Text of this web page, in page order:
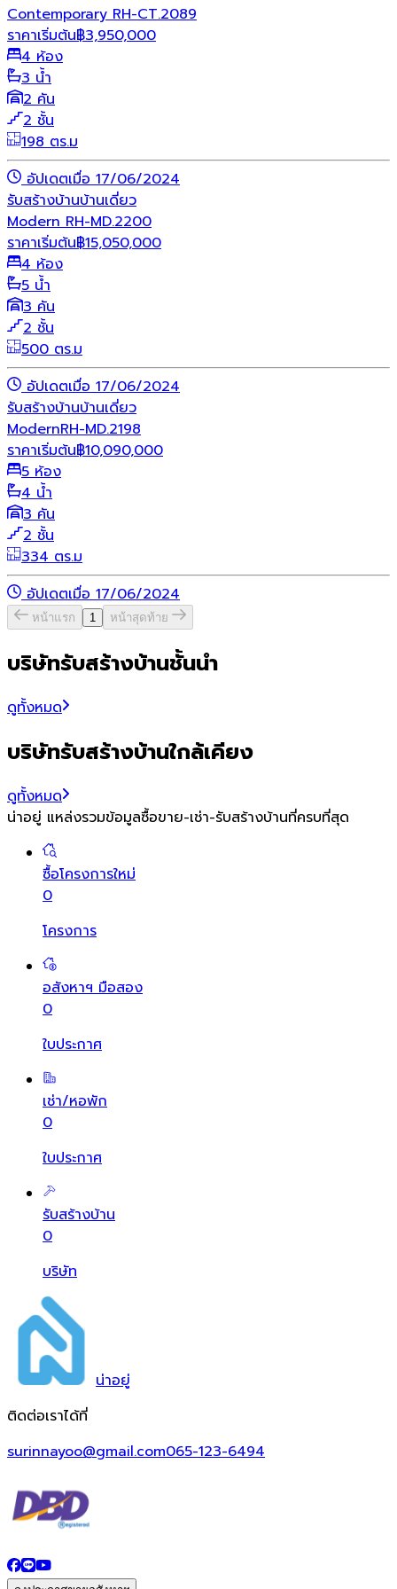
Contemporary RH-CT.2089
ราคาเริ่มต้น฿3,950,000
4 ห้อง
3 น้ำ
2 คัน
2 ชั้น
198 ตร.ม
อัปเดตเมื่อ 17/06/2024
รับสร้างบ้านบ้านเดี่ยว
Modern RH-MD.2200
ราคาเริ่มต้น฿15,050,000
4 ห้อง
5 น้ำ
3 คัน
2 ชั้น
500 ตร.ม
อัปเดตเมื่อ 17/06/2024
รับสร้างบ้านบ้านเดี่ยว
ModernRH-MD.2198
ราคาเริ่มต้น฿10,090,000
5 ห้อง
4 น้ำ
3 คัน
2 ชั้น
334 ตร.ม
อัปเดตเมื่อ 17/06/2024
หน้าแรก 1 หน้าสุดท้าย
บริษัทรับสร้างบ้านชั้นนำ
ดูทั้งหมด
บริษัทรับสร้างบ้านใกล้เคียง
ดูทั้งหมด
น่าอยู่ แหล่งรวมข้อมูลซื้อขาย-เช่า-รับสร้างบ้านที่ครบที่สุด
ซื้อโครงการใหม่
0
โครงการ
อสังหาฯ มือสอง
0
ใบประกาศ
เช่า/หอพัก
0
ใบประกาศ
รับสร้างบ้าน
0
บริษัท
น่าอยู่
ติดต่อเราได้ที่
surinnayoo@gmail.com065-123-6494